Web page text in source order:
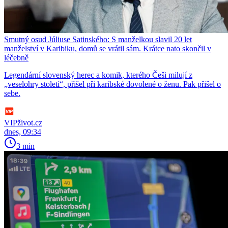
Smutný osud Júliuse Satinského: S manželkou slavil 20 let
manželství v Karibiku, domů se vrátil sám. Krátce nato skončil v
léčebně
Legendární slovenský herec a komik, kterého Češi milují z
„veselohry století“, přišel při karibské dovolené o ženu. Pak přišel o
sebe.
VIPživot.cz
dnes, 09:34
3 min